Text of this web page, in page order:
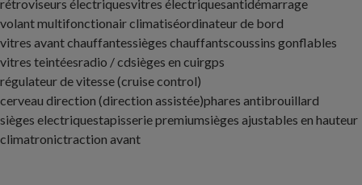
rétroviseurs électriquesvitres électriquesantidémarrage
volant multifonctionair climatiséordinateur de bord
vitres avant chauffantessièges chauffantscoussins gonflables
vitres teintéesradio / cdsièges en cuirgps
régulateur de vitesse (cruise control)
cerveau direction (direction assistée)phares antibrouillard
sièges electriquestapisserie premiumsièges ajustables en hauteur
climatronictraction avant